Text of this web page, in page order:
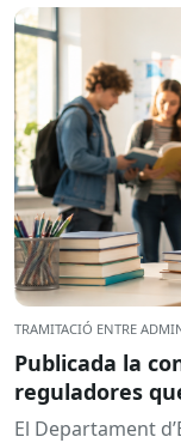
TRAMITACIÓ ENTRE
Publicada la
reguladores
subvencions a
El Departament